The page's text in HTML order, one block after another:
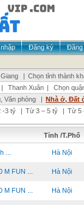
Đăng ký
Đăng
| Chọn tỉnh thành
| Thanh Xuân |
Chọn
Văn phòng | Nhà ở, Đất
-3 tỷ | Từ 3 – 5 tỷ | Từ 5
Tỉnh /T.Phố
... Hà Nội
FUN ... Hà Nội
FUN ... Hà Nội